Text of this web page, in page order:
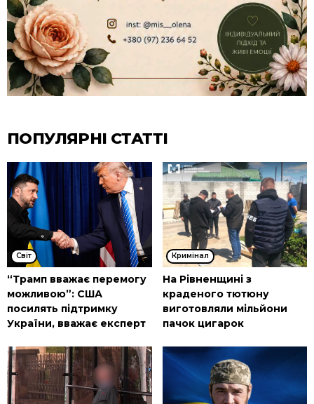
ПОПУЛЯРНІ СТАТТІ
Cвіт
“Трамп вважає перемогу
можливою”: США
посилять підтримку
України, вважає експерт
Кримінал
На Рівненщині з
краденого тютюну
виготовляли мільйони
пачок цигарок